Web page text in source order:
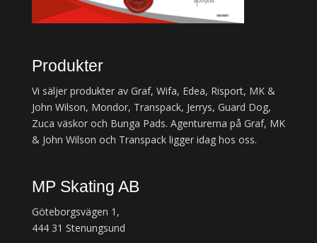
Produkter
Vi säljer produkter av Graf, Wifa, Edea, Risport, MK &
John Wilson, Mondor, Transpack, Jerrys, Guard Dog,
Zuca väskor och Bunga Pads. Agenturerna på Graf, MK
& John Wilson och Transpack ligger idag hos oss.
MP Skating AB
Göteborgsvägen 1,
444 31 Stenungsund